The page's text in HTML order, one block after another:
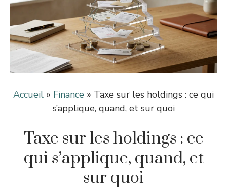
Accueil » Finance » Taxe sur les holdings : ce qui
s’applique, quand, et sur quoi
Taxe sur les holdings : ce
qui s’applique, quand, et
sur quoi